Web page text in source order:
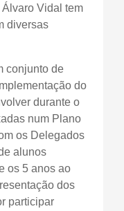
Vidal tem
diversas
conjunto de
do
durante o
num Plano
os Delegados
alunos
os 5 anos ao
dos
participar